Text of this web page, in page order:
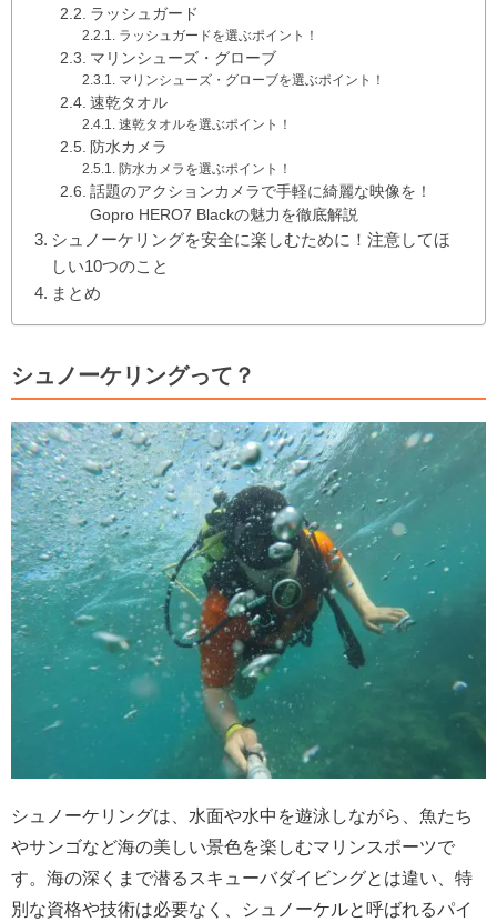
ラッシュガード
ラッシュガードを選ぶポイント！
マリンシューズ・グローブ
マリンシューズ・グローブを選ぶポイント！
速乾タオル
速乾タオルを選ぶポイント！
防水カメラ
防水カメラを選ぶポイント！
話題のアクションカメラで手軽に綺麗な映像を！
Gopro HERO7 Blackの魅力を徹底解説
シュノーケリングを安全に楽しむために！注意してほ
しい10つのこと
まとめ
シュノーケリングって？
シュノーケリングは、水面や水中を遊泳しながら、魚たち
やサンゴなど海の美しい景色を楽しむマリンスポーツで
す。海の深くまで潜るスキューバダイビングとは違い、特
別な資格や技術は必要なく、シュノーケルと呼ばれるパイ